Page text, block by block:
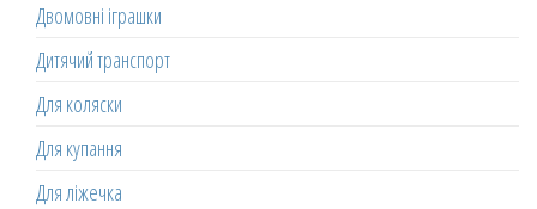
Двомовні іграшки
Дитячий транспорт
Для коляски
Для купання
Для ліжечка